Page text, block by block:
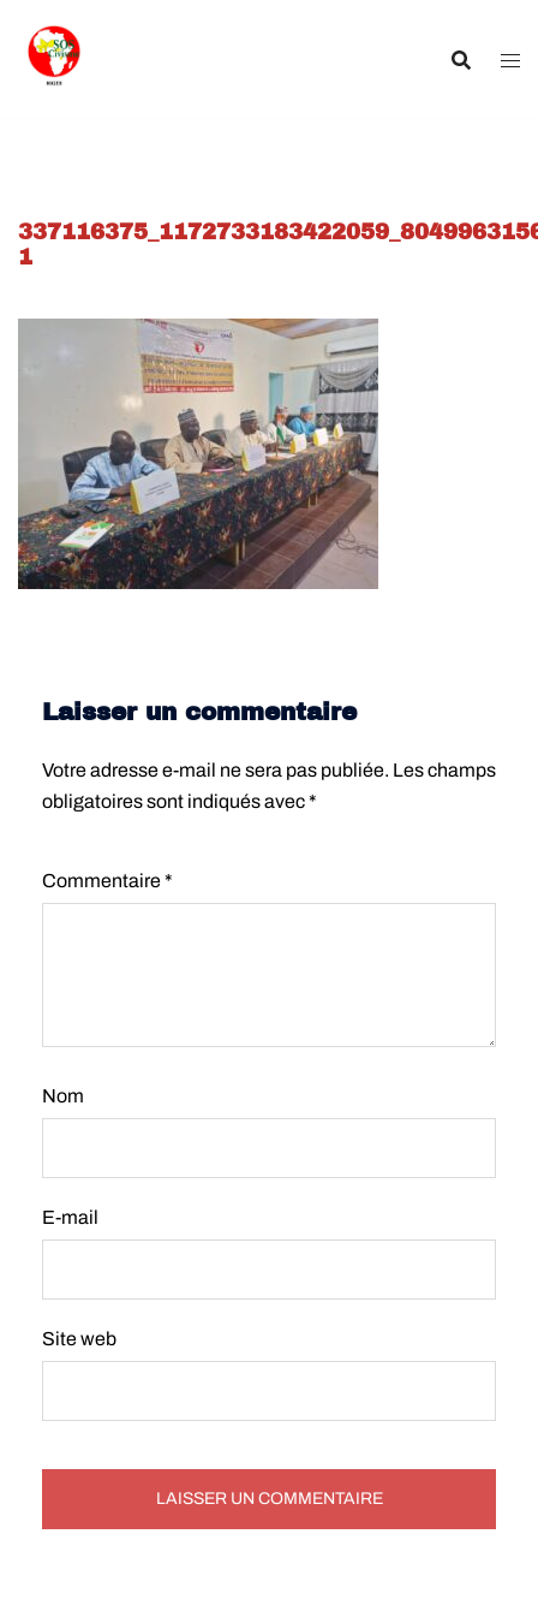
contenu
1
Laisser un commentaire
Votre adresse e-mail ne sera pas publiée. Les champs
obligatoires sont indiqués avec*
Commentaire*
Nom
E-mail
Site web